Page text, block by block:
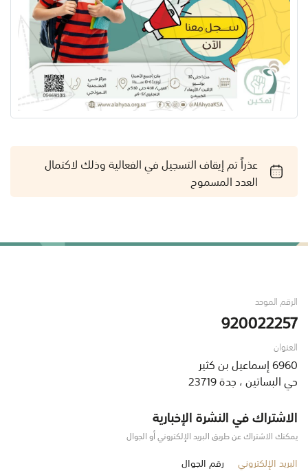
عذراً تم إيقاف التسجيل في الفعالية وذلك لاكتمال
العدد المسموح
الرقم الموحد
920022257
العنوان
6960 إسماعيل بن كثير
حي البساتين ، جدة 23719
الاشتراك في النشرة الإخبارية
يمكنك الاشتراك عن طريق البريد الإلكتروني أو الجوال
البريد الإلكتروني رقم الجوال